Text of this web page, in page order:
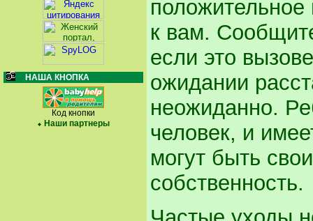
НАША КНОПКА
Код кнопки
Наши партнеры
положительное
к вам.
если это
ожидании
неожиданно.
человек, и
могут быть